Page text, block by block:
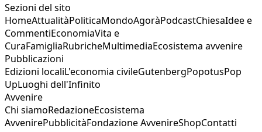
Sezioni del sito
HomeAttualitàPoliticaMondoAgoràPodcastChiesaIdee e
CommentiEconomiaVita e
CuraFamigliaRubricheMultimediaEcosistema avvenire
Pubblicazioni
Edizioni localiL'economia civileGutenbergPopotusPop
UpLuoghi dell'Infinito
Avvenire
Chi siamoRedazioneEcosistema
AvvenirePubblicitàFondazione AvvenireShopContatti